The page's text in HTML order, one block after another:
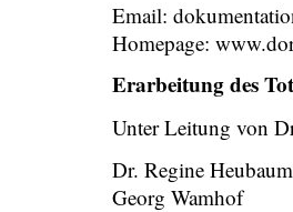
Email:
Homepage:
Erarbeitung des
Unter Leitung von
Dr. Regine Heubaum
Georg Wamhof